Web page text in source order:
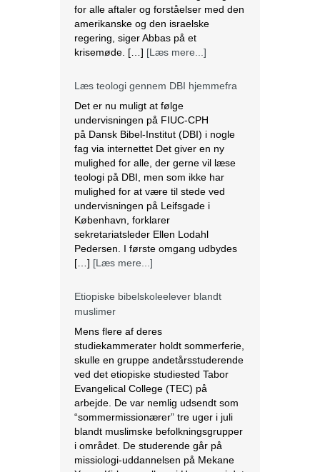
på Dansk Bibel-Institut (DBI) i nogle
fag via internettet Det giver en ny
mulighed for alle, der gerne vil læse
teologi på DBI, men som ikke har
undervisningen på Leifsgade i
sekretariatsleder Ellen Lodahl
Pedersen. I første omgang udbydes
[…][Læs mere...]
Etiopiske bibelskoleelever blandt
muslimer
Mens flere af deres
studiekammerater holdt sommerferie,
skulle en gruppe andetårsstuderende
ved det etiopiske studiested Tabor
Evangelical College (TEC) på
“sommermissionærer” tre uger i juli
blandt muslimske befolkningsgrupper
missiologi-uddannelsen på Mekane
Yesus Kirkens college i Hawassa i det
sydlige Etiopien, og projektet er en
vigtig del […][Læs mere...]
Jordan advarer Israel om
‘katastrofale konsekvenser’, hvis al-
Aqsa-moskeen igen stormes af
tropper